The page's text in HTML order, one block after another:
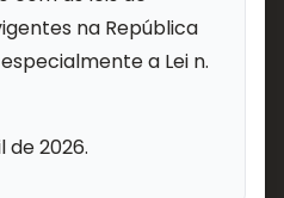
na República
a Lei n.
de 2026.